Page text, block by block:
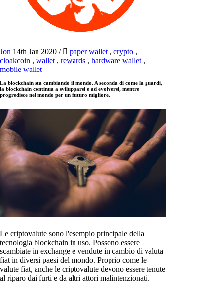
Jon 14th Jan 2020 / paper wallet , crypto ,
cloakcoin , wallet , rewards , hardware wallet ,
mobile wallet
La blockchain sta cambiando il mondo. A seconda di come la guardi,
la blockchain continua a svilupparsi e ad evolversi, mentre
progredisce nel mondo per un futuro migliore.
Le criptovalute sono l'esempio principale della
tecnologia blockchain in uso. Possono essere
scambiate in exchange e vendute in cambio di valuta
fiat in diversi paesi del mondo. Proprio come le
valute fiat, anche le criptovalute devono essere tenute
al riparo dai furti e da altri attori malintenzionati.